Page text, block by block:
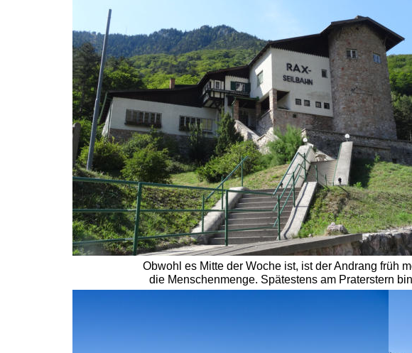
Obwohl es Mitte der Woche ist, ist der Andrang früh
die Menschenmenge. Spätestens am Praterstern